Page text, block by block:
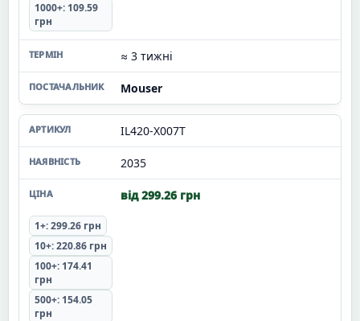
1000+: 109.59
грн
≈ 3 тижні
Mouser
IL420-X007T
2035
від 299.26 грн
1+: 299.26 грн
10+: 220.86 грн
100+: 174.41
грн
500+: 154.05
грн